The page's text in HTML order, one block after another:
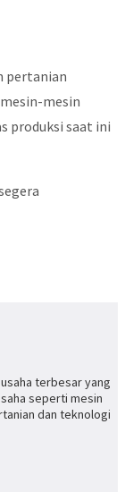
pertanian
mesin
produksi saat ini
terbesar yang
seperti mesin
dan teknologi